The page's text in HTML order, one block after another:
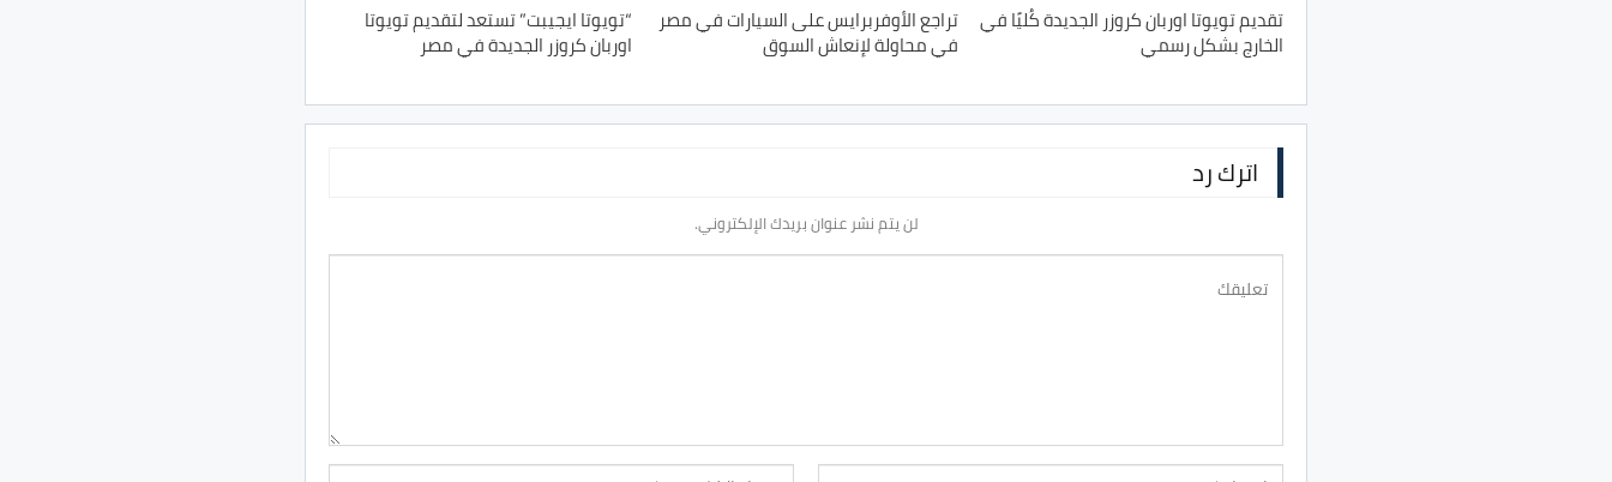
تقديم تويوتا اوربان كروزر الجديدة كُليًا في
الخارج بشكل رسمي
تراجع الأوفربرايس على السيارات في مصر
في محاولة لإنعاش السوق
“تويوتا ايجيبت” تستعد لتقديم تويوتا
اوربان كروزر الجديدة في مصر
اترك رد
لن يتم نشر عنوان بريدك الإلكتروني.